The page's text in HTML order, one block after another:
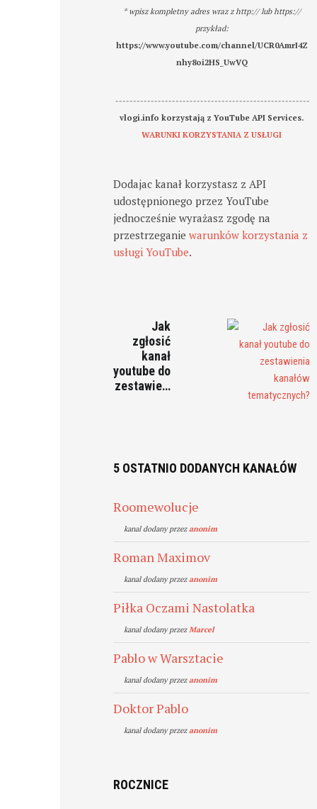
* wpisz kompletny adres wraz z http:// lub https://
przykład:
https://www.youtube.com/channel/UCR0AmrI4Z
nhy8oi2HS_UwVQ
-------------------------------------------------------
vlogi.info korzystają z YouTube API Services.
WARUNKI KORZYSTANIA Z USŁUGI
Dodajac kanał korzystasz z API
udostępnionego przez YouTube
jednocześnie wyrażasz zgodę na
przestrzeganiewarunków korzystania z
usługi YouTube.
Jak
zgłosić
kanał
youtube do
zestawie…
5 OSTATNIO DODANYCH KANAŁÓW
Roomewolucje
kanal dodany przezanonim
Roman Maximov
kanal dodany przezanonim
Piłka Oczami Nastolatka
kanal dodany przezMarcel
Pablo w Warsztacie
kanal dodany przezanonim
Doktor Pablo
kanal dodany przezanonim
ROCZNICE